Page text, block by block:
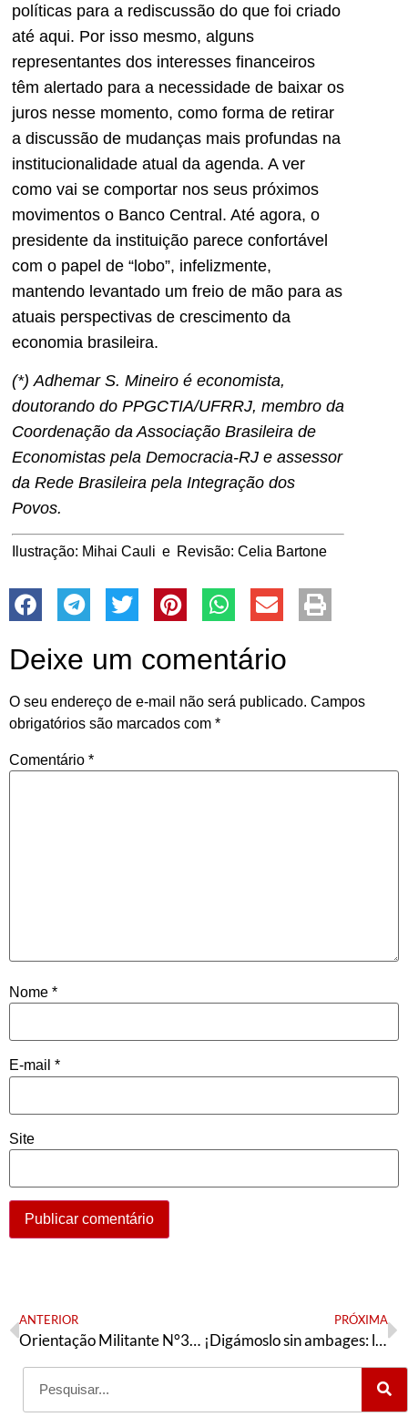
políticas para a rediscussão do que foi criado
até aqui. Por isso mesmo, alguns
representantes dos interesses financeiros
têm alertado para a necessidade de baixar os
juros nesse momento, como forma de retirar
a discussão de mudanças mais profundas na
institucionalidade atual da agenda. A ver
como vai se comportar nos seus próximos
movimentos o Banco Central. Até agora, o
presidente da instituição parece confortável
com o papel de “lobo”, infelizmente,
mantendo levantado um freio de mão para as
atuais perspectivas de crescimento da
economia brasileira.
(*)Adhemar S. Mineiro é economista,
doutorando do PPGCTIA/UFRRJ, membro da
Coordenação da Associação Brasileira de
Economistas pela Democracia-RJ e assessor
da Rede Brasileira pela Integração dos
Povos.
Ilustração: Mihai Cauli e Revisão: Celia Bartone
Deixe um comentário
O seu endereço de e-mail não será publicado. Campos
obrigatórios são marcados com *
Comentário *
Nome *
E-mail *
Site
ANTERIOR
Orientação Militante N°375 (30 de junho de 2023)
PRÓXIMA
¡Digámoslo sin ambages: los Wagner son mercenarios!